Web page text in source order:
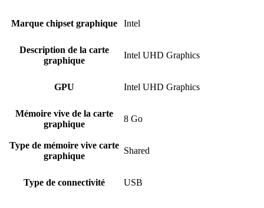
Marque chipset graphique ‎Intel
Description de la carte
graphique
‎Intel UHD Graphics
GPU ‎Intel UHD Graphics
Mémoire vive de la carte
graphique
‎8 Go
Type de mémoire vive carte
graphique
‎Shared
Type de connectivité ‎USB